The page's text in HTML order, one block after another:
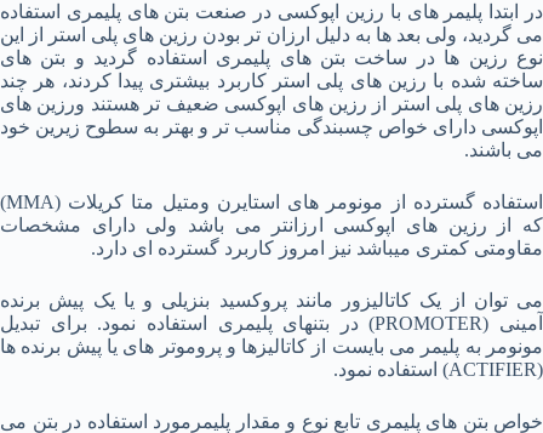
در ابتدا پلیمر های با رزین اپوکسی در صنعت بتن های پلیمری استفاده
می گردید، ولی بعد ها به دلیل ارزان تر بودن رزین های پلی استر از این
نوع رزین ها در ساخت بتن های پلیمری استفاده گردید و بتن های
ساخته شده با رزین های پلی استر کاربرد بیشتری پیدا کردند، هر چند
رزین های پلی استر از رزین های اپوکسی ضعیف تر هستند ورزین های
اپوکسی دارای خواص چسبندگی مناسب تر و بهتر به سطوح زیرین خود
می باشند.
استفاده گسترده از مونومر های استایرن ومتیل متا کریلات (MMA)
که از رزین های اپوکسی ارزانتر می باشد ولی دارای مشخصات
مقاومتی کمتری میباشد نیز امروز کاربرد گسترده ای دارد.
می توان از یک کاتالیزور مانند پروکسید بنزیلی و یا یک پیش برنده
آمینی (PROMOTER) در بتنهای پلیمری استفاده نمود. برای تبدیل
مونومر به پلیمر می بایست از کاتالیزها و پروموتر های یا پیش برنده ها
(ACTIFIER) استفاده نمود.
خواص بتن های پلیمری تابع نوع و مقدار پلیمرمورد استفاده در بتن می